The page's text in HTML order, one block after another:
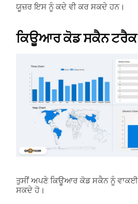
ਯੂਜ਼ਰ ਇਸ ਨੂੰ ਕਦੇ ਵੀ ਕਰ ਸਕਦੇ ਹਨ।
ਕਿਊਆਰ ਕੋਡ ਸਕੈਨ
ਤੁਸੀਂ ਅਪਣੇ ਕਿਊਆਰ ਕੋਡ ਸਕੈਨ ਨੂੰ ਵਾਕਈ
ਸਕਦੇ ਹੋ।